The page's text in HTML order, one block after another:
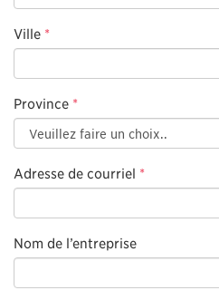
Ville *
Province *
Adresse de courriel *
Nom de l’entreprise